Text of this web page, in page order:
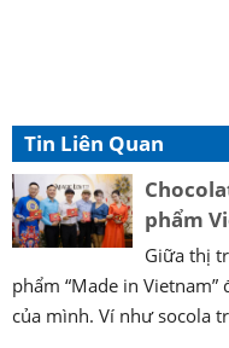
Tin Liên Quan
phẩm
Giữa thị
phẩm “Made in
của mình. Ví như socola